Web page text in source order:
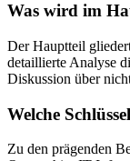
Was wird im
Der Hauptteil
detaillierte Analyse
Diskussion über
Welche
Zu den prägenden